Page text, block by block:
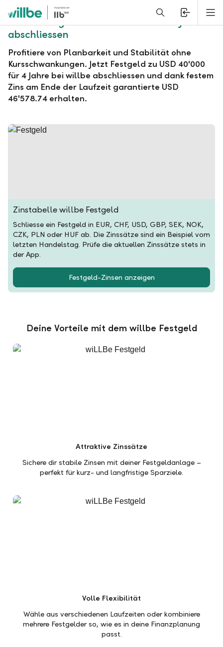
Alerts.Headline
willbe Festgeld zu USD 40'000 für 4 Jahre
abschliessen
Profitiere von Planbarkeit und Stabilität ohne
Kursschwankungen. Jetzt Festgeld zu USD 40'000
für 4 Jahre bei willbe abschliessen und dank festem
Zins am Ende der Laufzeit garantierte USD
46'578.74 erhalten.
Zinstabelle willbe Festgeld
Schliesse ein Festgeld in EUR, CHF, USD, GBP, SEK, NOK,
CZK, PLN oder HUF ab. Die Zinssätze sind ein Beispiel vom
letzten Handelstag. Prüfe die aktuellen Zinssätze stets in
der App.
Festgeld-Zinsen anzeigen
Deine Vorteile mit dem willbe Festgeld
Attraktive Zinssätze
Sichere dir stabile Zinsen mit deiner Festgeldanlage –
perfekt für kurz- und langfristige Sparziele.
Volle Flexibilität
Wähle aus verschiedenen Laufzeiten oder kombiniere
mehrere Festgelder so, wie es in deine Finanzplanung
passt.